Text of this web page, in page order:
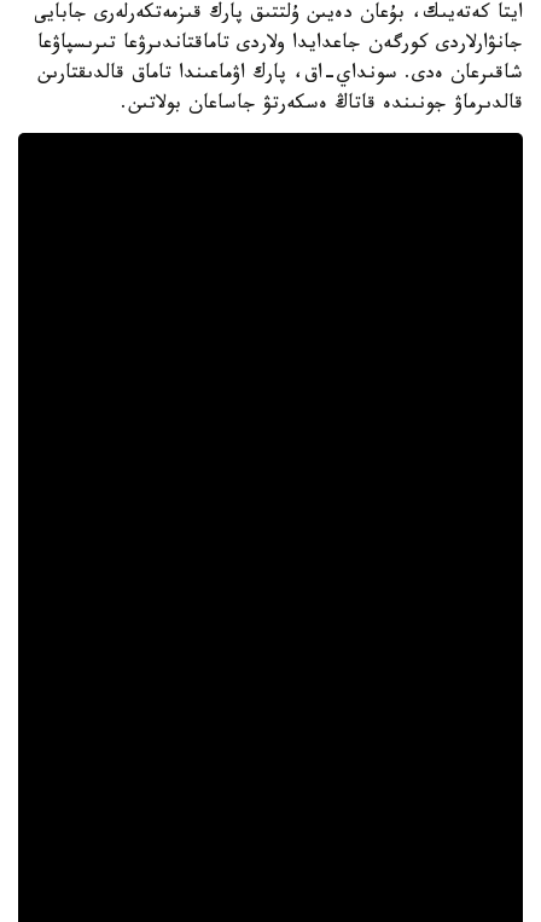
ايتا كەتەيىك، بۇعان دەيىن ۇلتتىق پارك قىزمەتكەرلەرى جابايى
جانۋارلاردى كورگەن جاعدايدا ولاردى تاماقتاندىرۋعا تىرىسپاۋعا
شاقىرعان ەدى. سونداي-اق، پارك اۋماعىندا تاماق قالدىقتارىن
قالدىرماۋ جونىندە قاتاڭ ەسكەرتۋ جاساعان بولاتىن.